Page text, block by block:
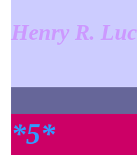
Henry R.
*5*